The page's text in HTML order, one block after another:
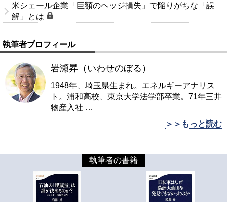
米シェール企業「巨額のヘッジ損失」で陥りがちな「誤
解」とは
執筆者プロフィール
岩瀬昇（いわせのぼる）
1948年、埼玉県生まれ。エネルギーアナリス
ト。浦和高校、東京大学法学部卒業。71年三井
物産入社 …
＞＞もっと読む
執筆者の書籍